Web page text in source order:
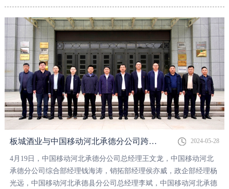
板城酒业与中国移动河北承德分公司跨界合作，共绘智慧未来新篇章 2024-05-28
4月19日，中国移动河北承德分公司总经理王文龙，中国移动河北
承德分公司综合部经理钱海涛，销拓部经理侯亦威，政企部经理杨
光远，中国移动河北承德县分公司总经理李斌，中国移动河北承德